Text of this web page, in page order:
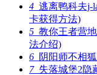
4 逃离鸭科夫j-
卡获得方法)
5 教你王者营
法介绍)
6 阴阳师不相
7失落城堡2隐